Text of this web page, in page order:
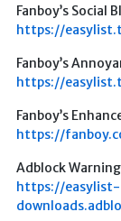
Fanboy’s Social
https://
Fanboy’s
https://
Fanboy’s
https://
Adblock
https://easylist-
🚩合集
文章
隐私